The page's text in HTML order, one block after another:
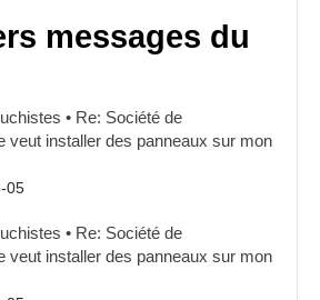
messages du
• Re: Société de
veut installer des panneaux sur mon
05
• Re: Société de
veut installer des panneaux sur mon